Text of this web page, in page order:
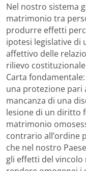
Nel nostro sistema
matrimonio tra
produrre effetti
ipotesi legislative di
affettivo delle
rilievo
Carta
una protezione pari
mancanza di una
lesione di un diritto
matrimonio
contrario all’ordine
che nel nostro
gli effetti del